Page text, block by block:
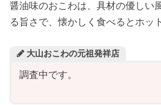
醤油味のおこわは、具材の優しい
る旨さで、懐かしく食べるとホッ
大山おこわの元祖発祥店
調査中です。